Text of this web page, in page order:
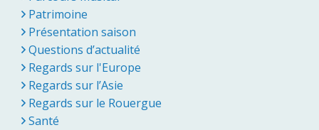
Patrimoine
Présentation saison
Questions d’actualité
Regards sur l'Europe
Regards sur l’Asie
Regards sur le Rouergue
Santé